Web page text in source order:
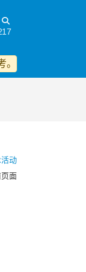
动
面